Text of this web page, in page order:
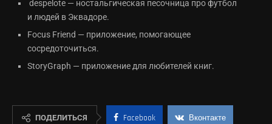
despelote — ностальгическая песочница про футбол
и людей в Эквадоре.
Focus Friend — приложение, помогающее
сосредоточиться.
StoryGraph — приложение для любителей книг.
ПОДЕЛИТЬСЯ Facebook Вконтакте